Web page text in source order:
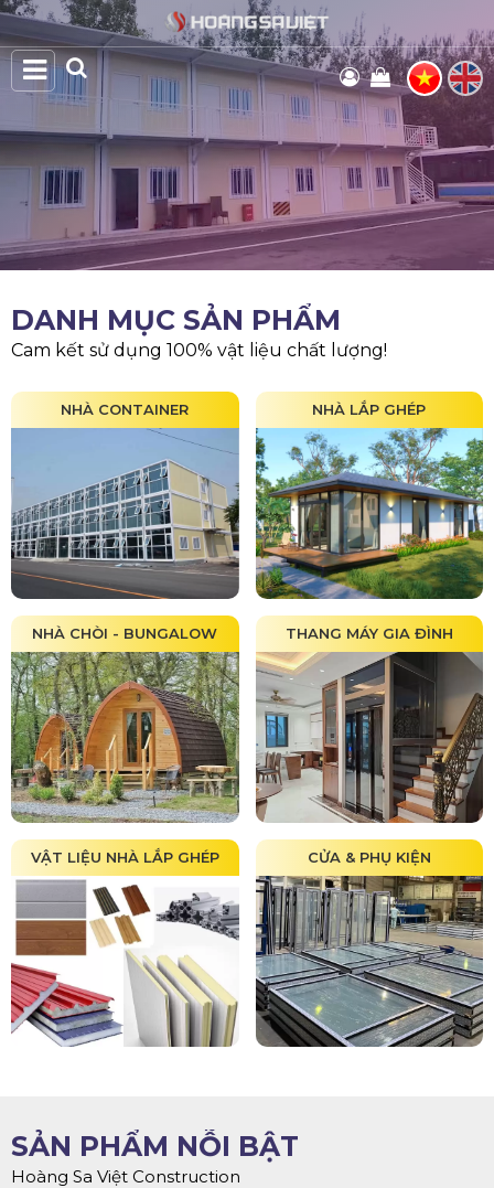
DANH MỤC SẢN PHẨM
Cam kết sử dụng 100% vật liệu chất lượng!
NHÀ CONTAINER NHÀ LẮP GHÉP
NHÀ CHÒI - BUNGALOW THANG MÁY GIA ĐÌNH
VẬT LIỆU NHÀ LẮP GHÉP CỬA & PHỤ KIỆN
SẢN PHẨM NỖI BẬT
Hoàng Sa Việt Construction